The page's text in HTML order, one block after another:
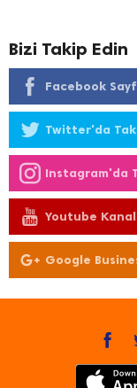
Bizi Takip Edin
Facebook
Twitter'da
Instagram'da
Youtube
Google